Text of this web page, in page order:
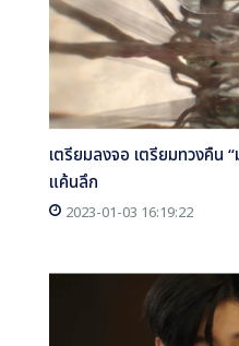
เตรียมลงจอ เตรียมทวงคืน
แค้นลึก
2023-01-03 16:19:22